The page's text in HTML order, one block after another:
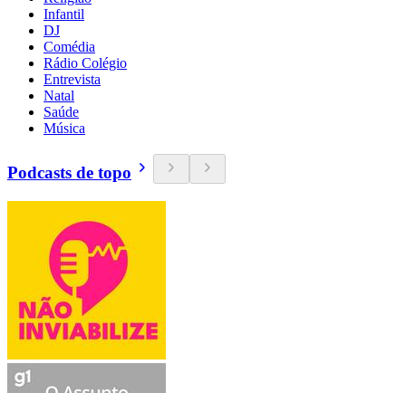
Infantil
DJ
Comédia
Rádio Colégio
Entrevista
Natal
Saúde
Música
Podcasts de topo